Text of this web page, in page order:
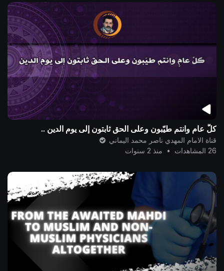
كلُّ عامٍ وانتم طيّبون وعلى الحق ثابتون إلى يوم الدين ..
قناة الامام المهدي ناصر محمد اليماني
26 المشاهدات
• منذ 2 سنوات